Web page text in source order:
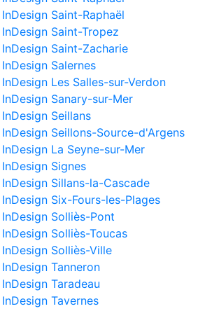
Saint-Raphaël
Saint-Tropez
Saint-Zacharie
Salernes
Les Salles-sur-Verdon
Sanary-sur-Mer
Seillans
Seillons-Source-d'Argens
La Seyne-sur-Mer
Signes
Sillans-la-Cascade
Six-Fours-les-Plages
Solliès-Pont
Solliès-Toucas
Solliès-Ville
Tanneron
Taradeau
Tavernes